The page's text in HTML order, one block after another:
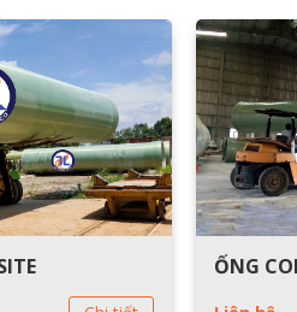
ỐNG